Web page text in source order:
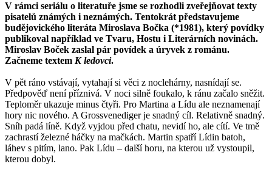
V rámci seriálu o literatuře jsme se rozhodli zveřejňovat texty
pisatelů známých i neznámých. Tentokrát představujeme
budějovického literáta Miroslava Bočka (*1981), který povídky
publikoval například ve Tvaru, Hostu i Literárních novinách.
Miroslav Boček zaslal pár povídek a úryvek z románu.
Začneme textem K ledovci.
V pět ráno vstávají, vytahají si věci z noclehárny, nasnídají se.
Předpověď není příznivá. V noci silně foukalo, k ránu začalo sněžit.
Teploměr ukazuje minus čtyři. Pro Martina a Lídu ale neznamenají
hory nic nového. A Grossvenediger je snadný cíl. Relativně snadný.
Sníh padá líně. Když vyjdou před chatu, nevidí ho, ale cítí. Ve tmě
zachrastí železné háčky na mačkách. Martin spatří Lídin batoh,
láhev s pitím, lano. Pak Lídu – další horu, na kterou už vystoupil,
kterou dobyl.